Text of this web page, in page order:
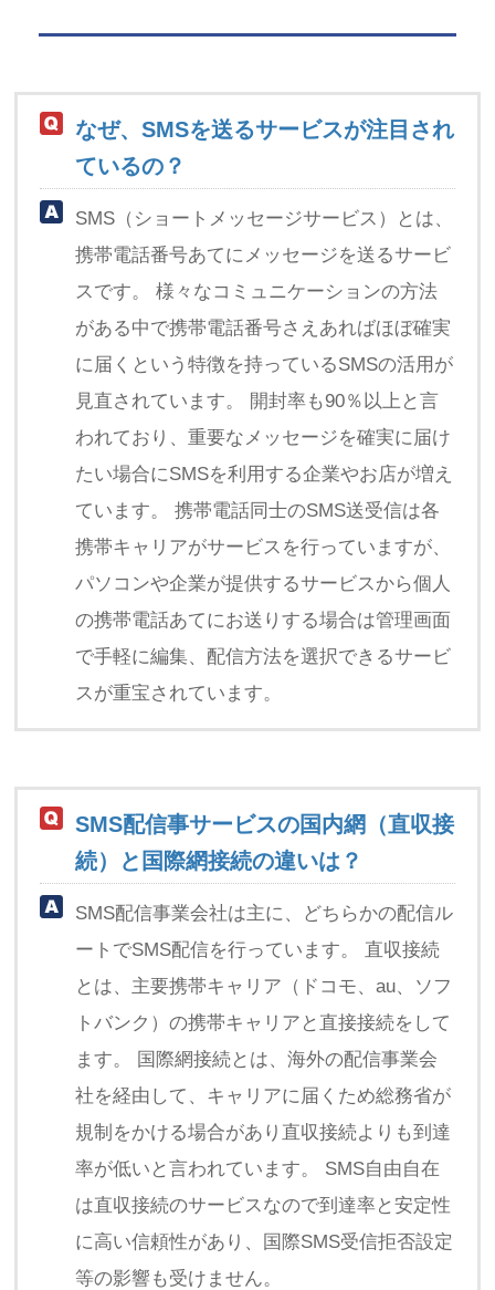
なぜ、SMSを送るサービスが注目され
ているの？
SMS（ショートメッセージサービス）とは、
携帯電話番号あてにメッセージを送るサービ
スです。 様々なコミュニケーションの方法
がある中で携帯電話番号さえあればほぼ確実
に届くという特徴を持っているSMSの活用が
見直されています。 開封率も90％以上と言
われており、重要なメッセージを確実に届け
たい場合にSMSを利用する企業やお店が増え
ています。 携帯電話同士のSMS送受信は各
携帯キャリアがサービスを行っていますが、
パソコンや企業が提供するサービスから個人
の携帯電話あてにお送りする場合は管理画面
で手軽に編集、配信方法を選択できるサービ
スが重宝されています。
SMS配信事サービスの国内網（直収接
続）と国際網接続の違いは？
SMS配信事業会社は主に、どちらかの配信ル
ートでSMS配信を行っています。 直収接続
とは、主要携帯キャリア（ドコモ、au、ソフ
トバンク）の携帯キャリアと直接接続をして
ます。 国際網接続とは、海外の配信事業会
社を経由して、キャリアに届くため総務省が
規制をかける場合があり直収接続よりも到達
率が低いと言われています。 SMS自由自在
は直収接続のサービスなので到達率と安定性
に高い信頼性があり、国際SMS受信拒否設定
等の影響も受けません。